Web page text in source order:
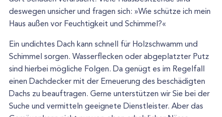
deswegen unsicher und fragen sich: »Wie schütze ich mein
Haus außen vor Feuchtigkeit und Schimmel?«
Ein undichtes Dach kann schnell für Holzschwamm und
Schimmel sorgen. Wasserflecken oder abgeplatzter Putz
sind hierbei mögliche Folgen. Da genügt es im Regelfall
einen Dachdecker mit der Erneuerung des beschädigten
Dachs zu beauftragen. Gerne unterstützen wir Sie bei der
Suche und vermitteln geeignete Dienstleister. Aber das